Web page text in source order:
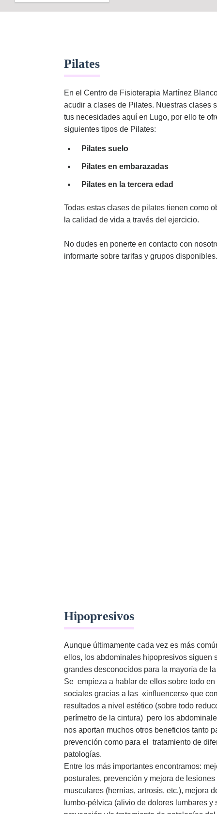
Pilates
En el Centro de Fisioterapia Martí­nez
acudir a clases de Pilates. Nuestras clases
tus necesidades aquí en Lugo, por ello te
siguientes tipos de Pilates:
Pilates suelo
Pilates en embarazadas
Pilates en la tercera edad
Todas estas clases de pilates tienen como
la calidad de vida a través del ejercicio.
No dudes en ponerte en contacto con
informarte sobre tarifas y grupos disponibles.
Hipopresivos
Aunque últimamente cada vez es más
ellos, los abdominales hipopresivos siguen
grandes desconocidos para la mayoría de
Se empieza a hablar de ellos sobre todo en
sociales gracias a las «influencers» que
resultados a nivel estético (sobre todo
perímetro de la cintura) pero los
nos aportan muchos otros beneficios tanto
prevención como para el tratamiento de
patologías.
Entre los más importantes encontramos:
posturales, prevención y mejora de
musculares (hernias, artrosis, etc.), mejora
lumbo-pélvica (alivio de dolores lumbares y